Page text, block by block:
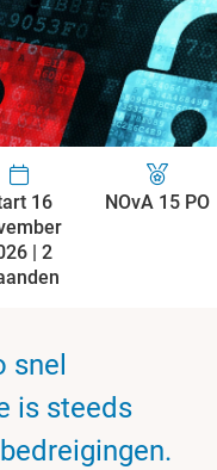
16
| 2
NOvA 15 PO
snel
is steeds